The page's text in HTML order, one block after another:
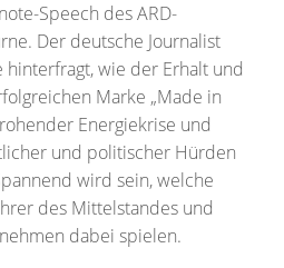
Speech des ARD-
Der deutsche Journalist
wie der Erhalt und
Marke „Made in
Energiekrise und
und politischer Hürden
wird sein, welche
des Mittelstandes und
dabei spielen.